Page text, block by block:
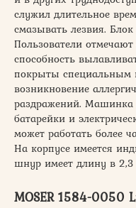
служил длительное
смазывать лезвия.
Пользователи
способность
покрыты
возникновение
раздражений. Машинка
батарейки и
может работать более
На корпусе имеется
шнур имеет длину в
MOSER 1584-0050